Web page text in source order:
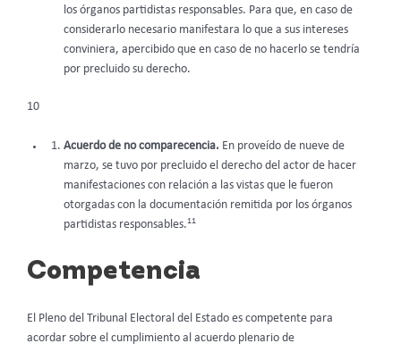
los órganos partidistas responsables. Para que, en caso de
considerarlo necesario manifestara lo que a sus intereses
conviniera, apercibido que en caso de no hacerlo se tendría
por precluido su derecho.
10
Acuerdo de no comparecencia. En proveído de nueve de
marzo, se tuvo por precluido el derecho del actor de hacer
manifestaciones con relación a las vistas que le fueron
otorgadas con la documentación remitida por los órganos
partidistas responsables.11
Competencia
El Pleno del Tribunal Electoral del Estado es competente para
acordar sobre el cumplimiento al acuerdo plenario de